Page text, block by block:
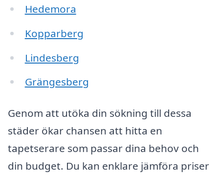
Hedemora
Kopparberg
Lindesberg
Grängesberg
Genom att utöka din sökning till dessa
städer ökar chansen att hitta en
tapetserare som passar dina behov och
din budget. Du kan enklare jämföra priser